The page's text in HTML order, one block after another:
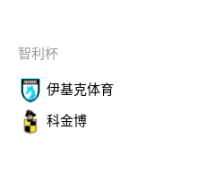
智利杯
伊基克体育
科金博